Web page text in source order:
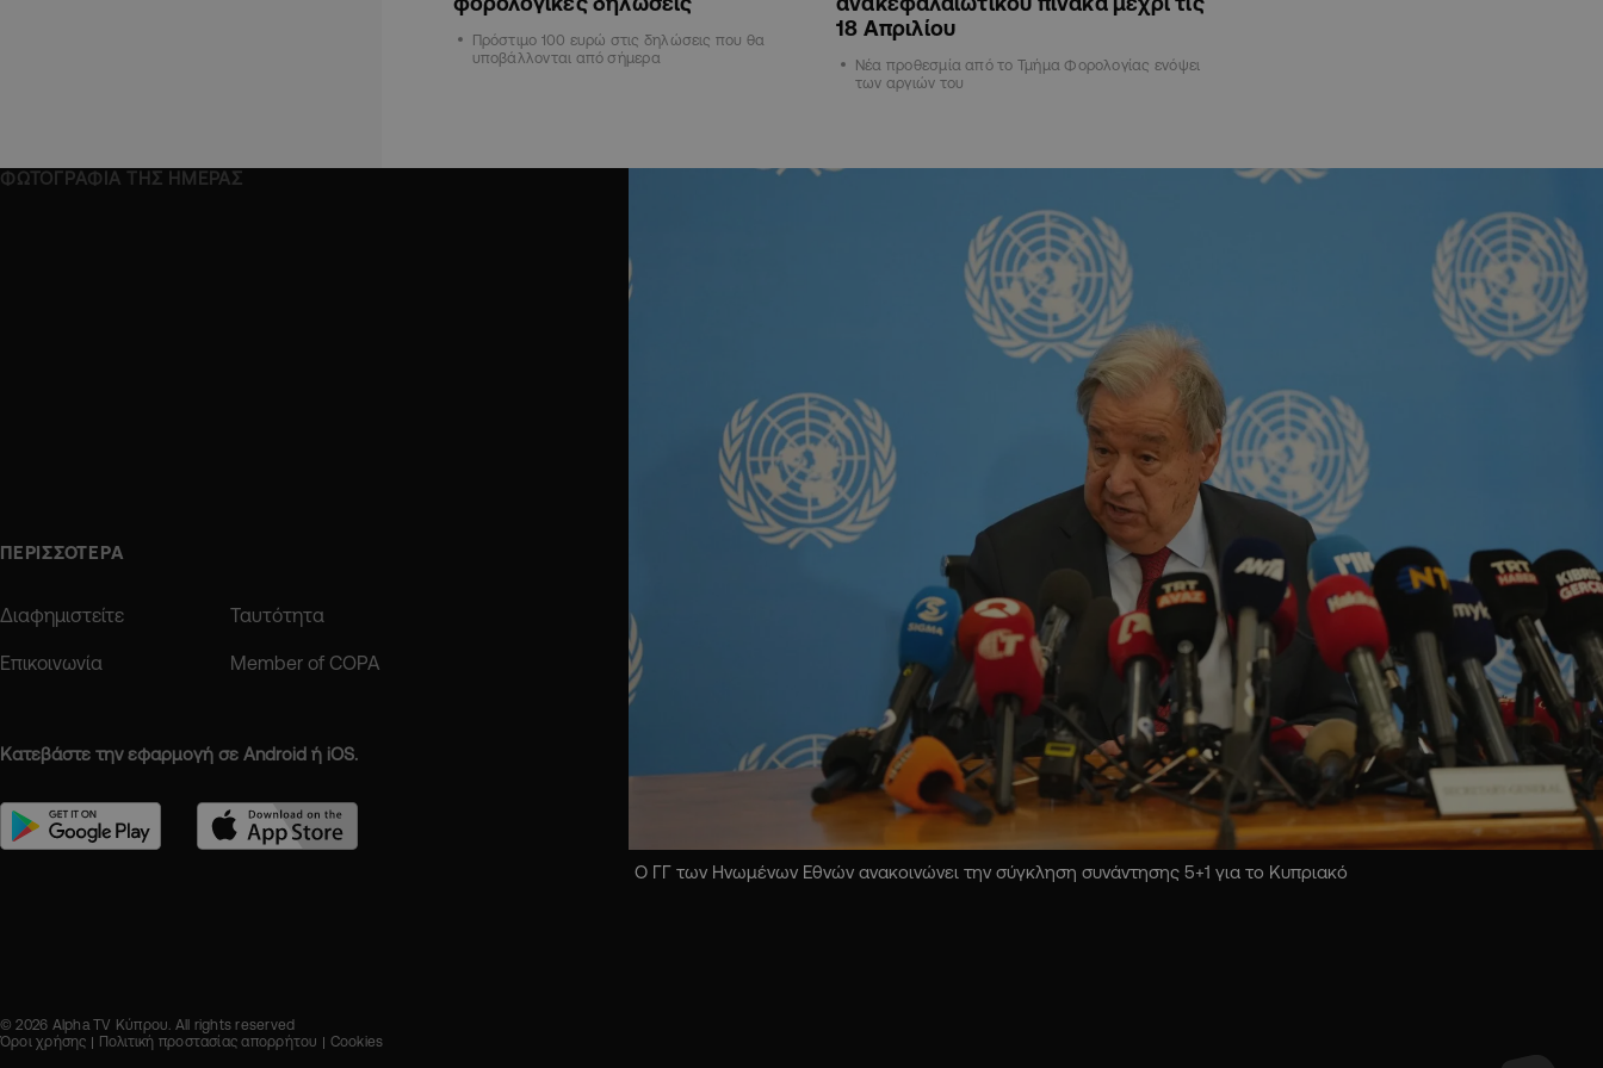
Πρόστιμο 100 ευρώ στις δηλώσεις που θα
υποβάλλονται από σήμερα
18 Απριλίου
Νέα προθεσμία από το Τμήμα Φορολογίας ενόψει
των αργιών του
ΦΩΤΟΓΡΑΦΙΑ ΤΗΣ ΗΜΕΡΑΣ
ΠΕΡΙΣΣΟΤΕΡΑ
Διαφημιστείτε Ταυτότητα
Επικοινωνία Member of COPA
Κατεβάστε την εφαρμογή σε Android ή iOS.
Ο ΓΓ των Ηνωμένων Εθνών ανακοινώνει την σύγκληση συνάντησης 5+1 για το Κυπριακό
© 2026 Alpha TV Κύπρου. All rights reserved
Όροι χρήσης
Πολιτική προστασίας απορρήτου Cookies